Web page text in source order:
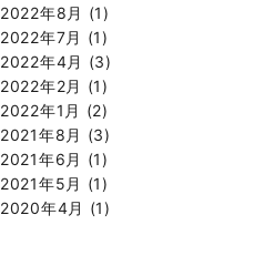
2022年8月 (1)
2022年7月 (1)
2022年4月 (3)
2022年2月 (1)
2022年1月 (2)
2021年8月 (3)
2021年6月 (1)
2021年5月 (1)
2020年4月 (1)